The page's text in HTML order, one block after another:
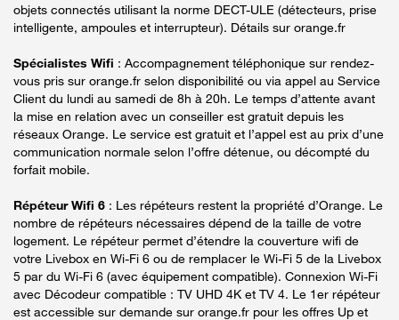
objets connectés utilisant la norme DECT-ULE (détecteurs, prise
intelligente, ampoules et interrupteur). Détails sur orange.fr
Spécialistes Wifi : Accompagnement téléphonique sur rendez-
vous pris sur orange.fr selon disponibilité ou via appel au Service
Client du lundi au samedi de 8h à 20h. Le temps d’attente avant
la mise en relation avec un conseiller est gratuit depuis les
réseaux Orange. Le service est gratuit et l’appel est au prix d’une
communication normale selon l’offre détenue, ou décompté du
forfait mobile.
Répéteur Wifi 6 : Les répéteurs restent la propriété d’Orange. Le
nombre de répéteurs nécessaires dépend de la taille de votre
logement. Le répéteur permet d’étendre la couverture wifi de
votre Livebox en Wi-Fi 6 ou de remplacer le Wi-Fi 5 de la Livebox
5 par du Wi-Fi 6 (avec équipement compatible). Connexion Wi-Fi
avec Décodeur compatible : TV UHD 4K et TV 4. Le 1er répéteur
est accessible sur demande sur orange.fr pour les offres Up et